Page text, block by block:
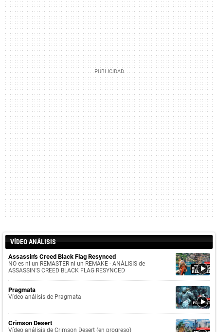
VÍDEO ANÁLISIS
Assassin's Creed Black Flag Resynced
NO es ni un REMASTER ni un REMAKE - ANÁLISIS de
ASSASSIN'S CREED BLACK FLAG RESYNCED
Pragmata
Vídeo análisis de Pragmata
Crimson Desert
Vídeo análisis de Crimson Desert (en progreso)